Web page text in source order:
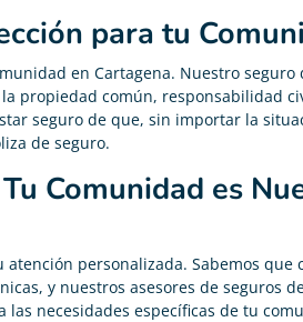
para tu
en Cartagena. Nuestro seguro
propiedad común, responsabilidad
seguro de que, sin importar la
de seguro.
Comunidad es
personalizada. Sabemos que
y nuestros asesores de seguros
necesidades específicas de tu